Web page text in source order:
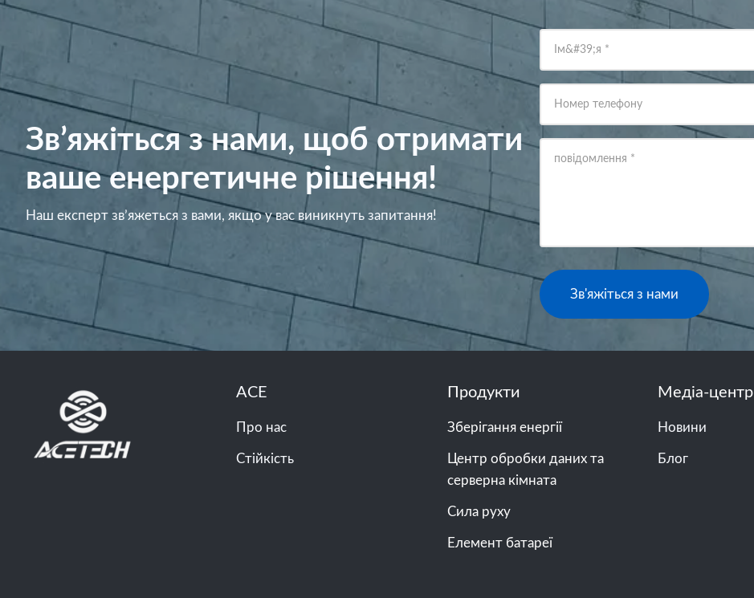
Зв’яжіться з нами, щоб отримати
ваше енергетичне рішення!
Наш експерт зв’яжеться з вами, якщо у вас виникнуть запитання!
Ім&#39;я *
Номер телефону
повідомлення *
Зв'яжіться з нами
ACE
Про нас
Стійкість
Продукти
Зберігання енергії
Центр обробки даних та
серверна кімната
Сила руху
Елемент батареї
Медіа-центр
Новини
Блог